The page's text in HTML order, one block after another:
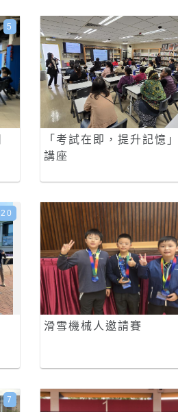
5
「考試在即，提升記憶
講座
20
滑雪機械人邀請賽
7